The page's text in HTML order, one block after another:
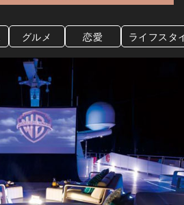
グルメ 恋愛 ライフスタ